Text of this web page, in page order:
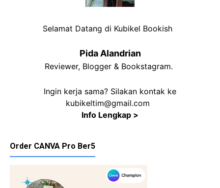
Selamat Datang di Kubikel Bookish
Pida Alandrian
Reviewer, Blogger & Bookstagram.
Ingin kerja sama? Silakan kontak ke
kubikeltim@gmail.com
Info Lengkap >
Order CANVA Pro Ber5